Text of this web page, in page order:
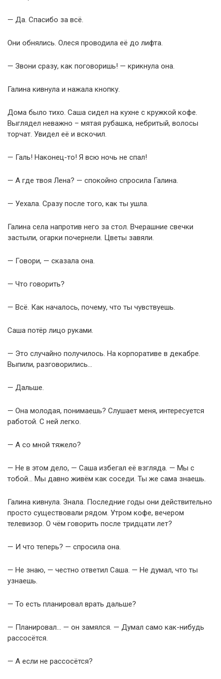
— Да. Спасибо за всё.
Они обнялись. Олеся проводила её до лифта.
— Звони сразу, как поговоришь! — крикнула она.
Галина кивнула и нажала кнопку.
Дома было тихо. Саша сидел на кухне с кружкой кофе.
Выглядел неважно – мятая рубашка, небритый, волосы
торчат. Увидел её и вскочил.
— Галь! Наконец-то! Я всю ночь не спал!
— А где твоя Лена? — спокойно спросила Галина.
— Уехала. Сразу после того, как ты ушла.
Галина села напротив него за стол. Вчерашние свечки
застыли, огарки почернели. Цветы завяли.
— Говори, — сказала она.
— Что говорить?
— Всё. Как началось, почему, что ты чувствуешь.
Саша потёр лицо руками.
— Это случайно получилось. На корпоративе в декабре.
Выпили, разговорились…
— Дальше.
— Она молодая, понимаешь? Слушает меня, интересуется
работой. С ней легко.
— А со мной тяжело?
— Не в этом дело, — Саша избегал её взгляда. — Мы с
тобой… Мы давно живём как соседи. Ты же сама знаешь.
Галина кивнула. Знала. Последние годы они действительно
просто существовали рядом. Утром кофе, вечером
телевизор. О чём говорить после тридцати лет?
— И что теперь? — спросила она.
— Не знаю, — честно ответил Саша. — Не думал, что ты
узнаешь.
— То есть планировал врать дальше?
— Планировал… — он замялся. — Думал само как-нибудь
рассосётся.
— А если не рассосётся?